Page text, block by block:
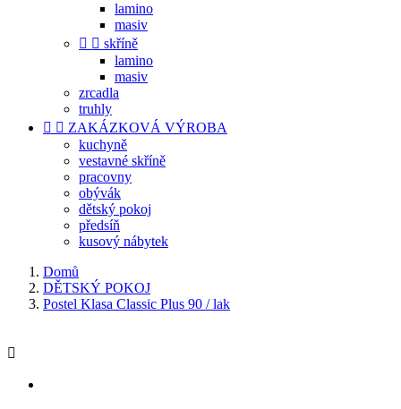
lamino
masiv
  skříně
lamino
masiv
zrcadla
truhly
  ZAKÁZKOVÁ VÝROBA
kuchyně
vestavné skříně
pracovny
obývák
dětský pokoj
předsíň
kusový nábytek
Domů
DĚTSKÝ POKOJ
Postel Klasa Classic Plus 90 / lak
